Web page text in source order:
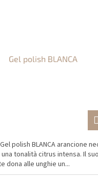
Gel polish BLANCA
polish BLANCA arancione
tonalità citrus intensa. Il
dona alle unghie un...